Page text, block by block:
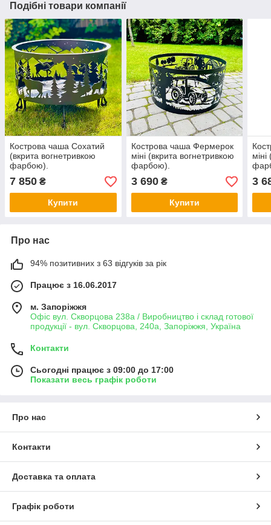
Подібні товари компанії
Кострова чаша Сохатий
(вкрита вогнетривкою
фарбою).
7 850 ₴
Купити
Кострова чаша Фермерок
міні (вкрита вогнетривкою
фарбою).
3 690₴
Купити
3
Про нас
94% позитивних з 63 відгуків за рік
Працює з 16.06.2017
м. Запоріжжя
Офіс вул. Скворцова 238а / Виробництво і склад готової
продукції - вул. Скворцова, 240а, Запоріжжя, Україна
Контакти
Сьогодні працює з 09:00 до 17:00
Показати весь графік роботи
Про нас
Контакти
Доставка та оплата
Графік роботи